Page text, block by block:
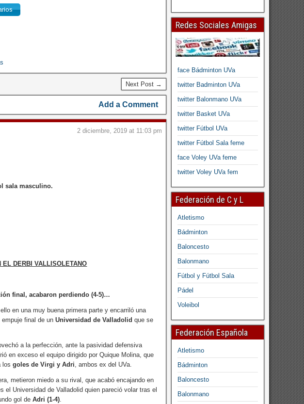
Next Post →
Add a Comment
2 diciembre, 2019 at 11:03 pm
sala masculino.
EL DERBI VALLISOLETANO
final, acabaron perdiendo (4-5)…
en una muy buena primera parte y encarriló una
empuje final de unUniversidad de Valladolid que se
a la perfección, ante la pasividad defensiva
en exceso el equipo dirigido por Quique Molina, que
losgoles de Virgi y Adri, ambos ex del UVa.
metieron miedo a su rival, que acabó encajando en
el Universidad de Valladolid quien pareció volar tras el
gol deAdri (1-4).
Redes Sociales Amigas
face Bádminton UVa
twitter Badminton UVa
twitter Balonmano UVa
twitter Basket UVa
twitter Fútbol UVa
twitter Fútbol Sala feme
face Voley UVa feme
twitter Voley UVa fem
Federación de C y L
Atletismo
Bádminton
Baloncesto
Balonmano
Fútbol y Fútbol Sala
Pádel
Voleibol
Federación Española
Atletismo
Bádminton
Baloncesto
Balonmano